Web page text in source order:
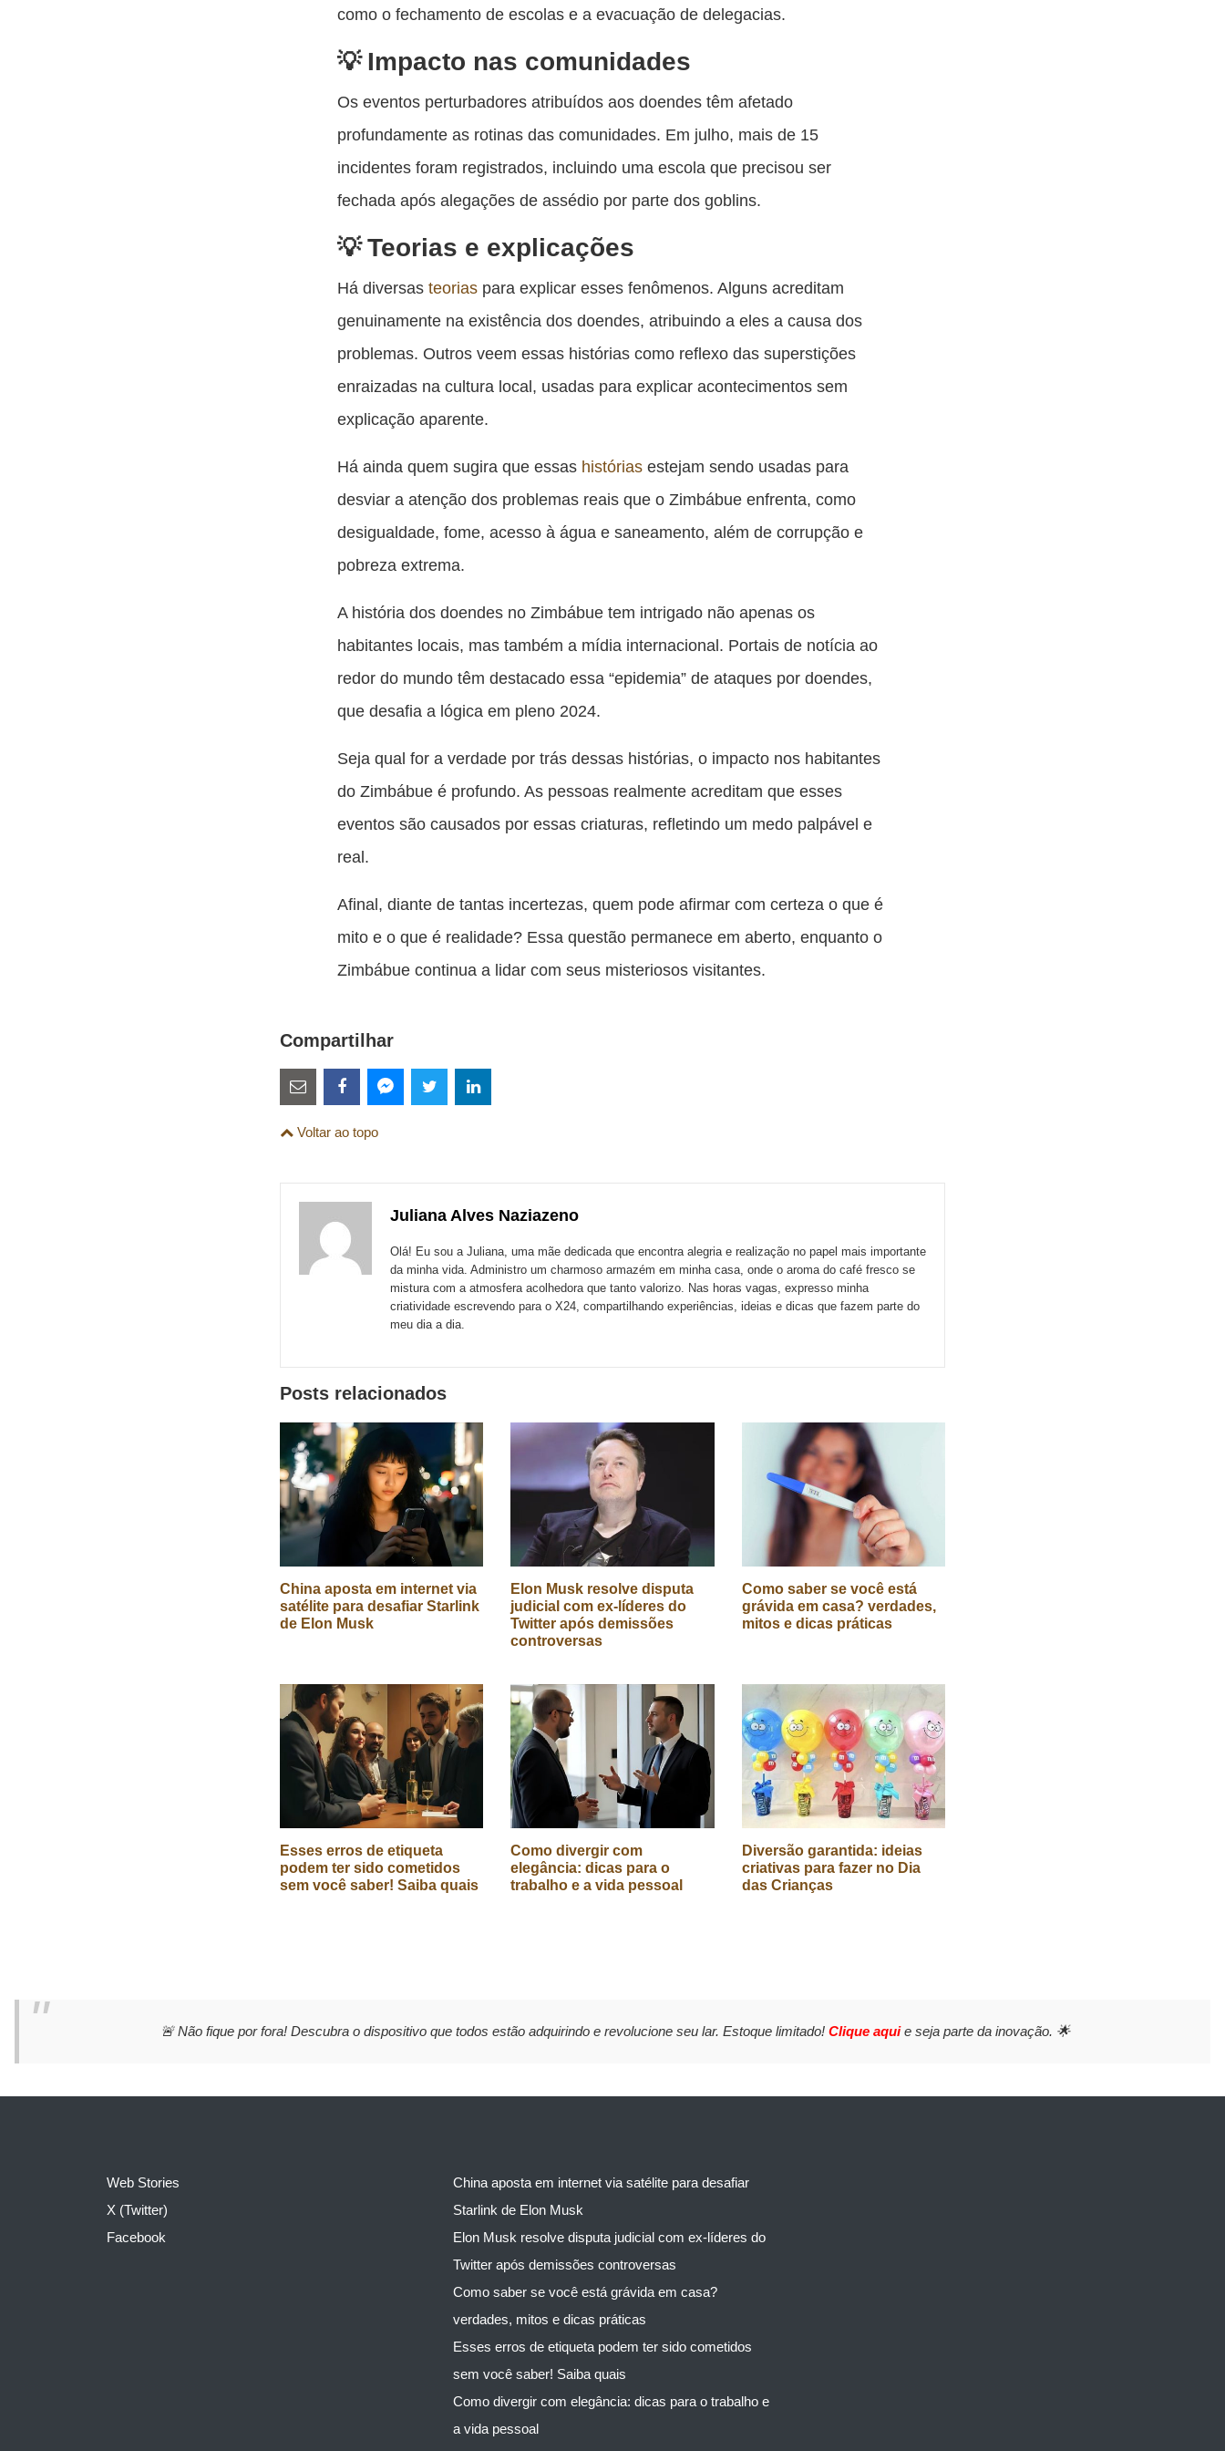
como o fechamento de escolas e a evacuação de delegacias.
Impacto nas comunidades
Os eventos perturbadores atribuídos aos doendes têm afetado
profundamente as rotinas das comunidades. Em julho, mais de 15
incidentes foram registrados, incluindo uma escola que precisou ser
fechada após alegações de assédio por parte dos goblins.
Teorias e explicações
Há diversasteorias para explicar esses fenômenos. Alguns acreditam
genuinamente na existência dos doendes, atribuindo a eles a causa dos
problemas. Outros veem essas histórias como reflexo das superstições
enraizadas na cultura local, usadas para explicar acontecimentos sem
explicação aparente.
Há ainda quem sugira que essas histórias estejam sendo usadas para
desviar a atenção dos problemas reais que o Zimbábue enfrenta, como
desigualdade, fome, acesso à água e saneamento, além de corrupção e
pobreza extrema.
A história dos doendes no Zimbábue tem intrigado não apenas os
habitantes locais, mas também a mídia internacional. Portais de notícia ao
redor do mundo têm destacado essa “epidemia” de ataques por doendes,
que desafia a lógica em pleno 2024.
Seja qual for a verdade por trás dessas histórias, o impacto nos habitantes
do Zimbábue é profundo. As pessoas realmente acreditam que esses
eventos são causados por essas criaturas, refletindo um medo palpável e
real.
Afinal, diante de tantas incertezas, quem pode afirmar com certeza o que é
mito e o que é realidade? Essa questão permanece em aberto, enquanto o
Zimbábue continua a lidar com seus misteriosos visitantes.
Compartilhar
Estes
links
são
externos
com
Email
esta
com
Facebook
Voltar ao topo
Juliana Alves Naziazeno
Olá! Eu sou a Juliana, uma mãe dedicada que encontra alegria e realização no papel mais importante
da minha vida. Administro um charmoso armazém em minha casa, onde o aroma do café fresco se
mistura com a atmosfera acolhedora que tanto valorizo. Nas horas vagas, expresso minha
criatividade escrevendo para o X24, compartilhando experiências, ideias e dicas que fazem parte do
meu dia a dia.
Posts relacionados
China aposta em internet via
satélite para desafiar Starlink
de Elon Musk
Elon Musk resolve disputa
judicial com ex-líderes do
Twitter após demissões
controversas
Como saber se você está
grávida em casa? verdades,
mitos e dicas práticas
Esses erros de etiqueta
podem ter sido cometidos
sem você saber! Saiba quais
Como divergir com
elegância: dicas para o
trabalho e a vida pessoal
Diversão garantida: ideias
criativas para fazer no Dia
das Crianças
🚨 Não fique por fora! Descubra o dispositivo que todos estão adquirindo e revolucione seu lar. Estoque limitado! Clique aquie seja parte da inovação. 🌟
Web Stories
X (Twitter)
Facebook
China aposta em internet via satélite para desafiar
Starlink de Elon Musk
Elon Musk resolve disputa judicial com ex-líderes do
Twitter após demissões controversas
Como saber se você está grávida em casa?
verdades, mitos e dicas práticas
Esses erros de etiqueta podem ter sido cometidos
sem você saber! Saiba quais
Como divergir com elegância: dicas para o trabalho e
a vida pessoal